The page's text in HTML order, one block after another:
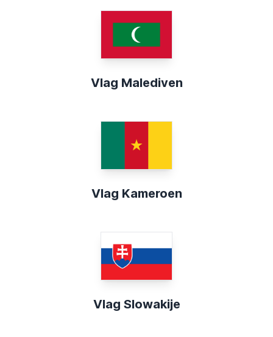
Vlag Malediven
Vlag Kameroen
Vlag Slowakije